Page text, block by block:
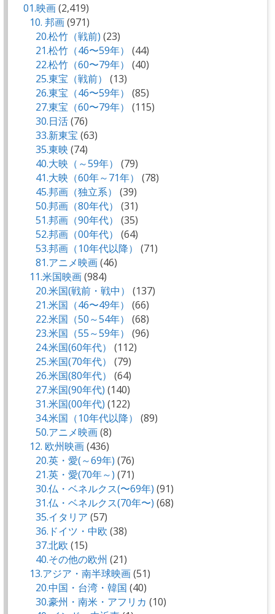
01.映画(2,419)
10. 邦画(971)
20.松竹（戦前) (23)
21.松竹（46〜59年）
(44)
22.松竹（60〜79年）
(40)
25.東宝（戦前）
(13)
26.東宝（46〜59年）
(85)
27.東宝（60〜79年）
(115)
30.日活(76)
33.新東宝 (63)
35.東映 (74)
40.大映（～59年）
(79)
41.大映（60年～71年）
(78)
45.邦画（独立系）
(39)
50.邦画（80年代）
(31)
51.邦画（90年代）
(35)
52.邦画（00年代）
(64)
53.邦画（10年代以降）
(71)
81.アニメ映画(46)
11.米国映画(984)
20.米国(戦前・戦中）
(137)
21.米国（46〜49年）
(66)
22.米国（50～54年）
(68)
23.米国（55～59年）
(96)
24.米国(60年代）
(112)
25.米国(70年代）
(79)
26.米国(80年代）
(64)
27.米国(90年代) (140)
31.米国(00年代) (122)
34.米国（10年代以降）
(89)
50.アニメ映画(8)
12. 欧州映画(436)
20.英・愛(～69年) (76)
21.英・愛(70年～) (71)
30.仏・ベネルクス(〜69年) (91)
31.仏・ベネルクス(70年〜) (68)
35.イタリア (57)
36.ドイツ・中欧 (38)
37.北欧 (15)
40.その他の欧州 (21)
13.アジア・南半球映画(51)
20.中国・台湾・韓国 (40)
30.豪州・南米・アフリカ (10)